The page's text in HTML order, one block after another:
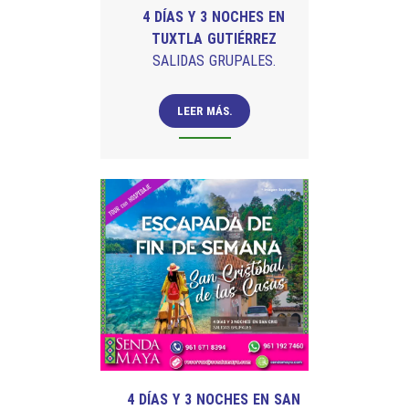
4 DÍAS Y 3 NOCHES EN
TUXTLA GUTIÉRREZ
SALIDAS GRUPALES.
LEER MÁS.
4 DÍAS Y 3 NOCHES EN SAN